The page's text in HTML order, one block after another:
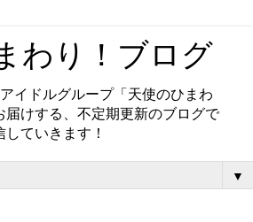
わり！ブログ
イドルグループ「天使のひまわ
届けする、不定期更新のブログで
ていきます！
▼